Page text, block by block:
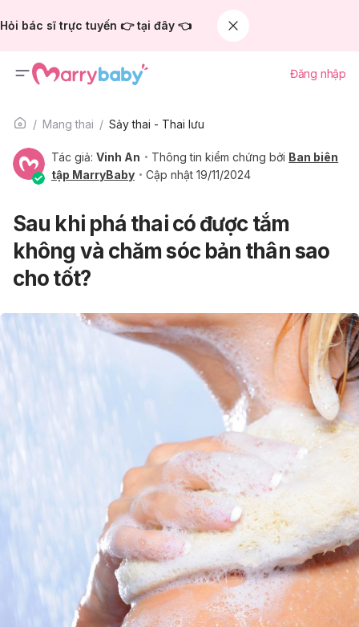
Hỏi bác sĩ trực tuyến 👉 tại đây 👈
Đăng nhập
Mang thai Sảy thai - Thai lưu
Tác giả: Vinh An Thông tin kiểm chứng bởi Ban biên
tập MarryBaby
Cập nhật 19/11/2024
Sau khi phá thai có được tắm
không và chăm sóc bản thân sao
cho tốt?